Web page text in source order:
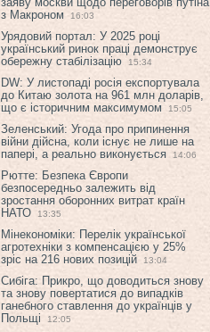
з Макроном
16:03
Урядовий портал: У 2025 році
український ринок праці демонструє
обережну стабілізацію
15:34
DW: У листопаді росія експортувала
до Китаю золота на 961 млн доларів,
що є історичним максимумом
15:05
Зеленський: Угода про припинення
війни дійсна, коли існує не лише на
папері, а реально виконується
14:06
Рютте: Безпека Європи
безпосередньо залежить від
зростання оборонних витрат країн
НАТО
13:35
Мінекономіки: Перелік української
агротехніки з компенсацією у 25%
зріс на 216 нових позицій
13:04
Сибіга: Прикро, що доводиться знову
та знову повертатися до випадків
ганебного ставлення до українців у
Польщі
12:05